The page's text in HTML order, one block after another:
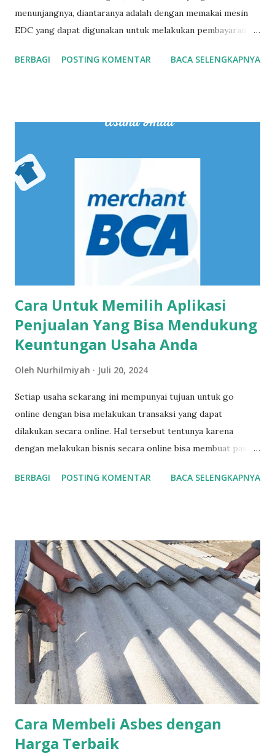
menunjangnya, diantaranya adalah dengan memakai mesin
EDC yang dapat digunakan untuk melakukan pembayaran
dengan menggunakan scan kode QR atau yang dikenal
singkatan dari Quick Response Code Indonesian Standart,
yaitu merupakan sebuah layanan pembayaran digital lewat
sebuah aplikasi yang nantinya bisa menerima pembayaran
yang dilakukan oleh konsumen baik itu pakai mobile banking
atau dompet digital. Belakangan ini kian populer, apalagi
pasca pandemic Covid-19 yang membuat banyak orang
merasa lebih aman dengan bertransaksi secara cashless dan
tanpa...
BERBAGI POSTING KOMENTAR BACA SELENGKAPNYA
Cara Untuk Memilih Aplikasi
Penjualan Yang Bisa Mendukung
Keuntungan Usaha Anda
Oleh Nurhilmiyah Juli 20, 2024
Setiap usaha sekarang ini mempunyai tujuan untuk go
online dengan bisa melakukan transaksi yang dapat
dilakukan secara online. Hal tersebut tentunya karena
dengan melakukan bisnis secara online bisa membuat pasar
Agar bisa mendapatkan keuntungan optimal ketika memilih
mendukung bisnis agar mendapatkan keuntungan optimal
adalah sebagai berikut ini. Memilih Aplikasi Dengan Fitur
Sesuai Kebutuhan Bisnis Ketika ingin memilih aplikasi
penjualan penting sekali untuk memperhatikan mengenai
fitur yang ditawarkan. Setiap aplikasi tentunya mempunyai
fitur yang beragam, sehingga untuk mendapatkan aplikasi
penjualan yang terbaik maka bisa disesuaikan dengan
kebutuhan bisnis yang dipunyai. Seperti contohnya
dengan memilih aplikasi penjualan yang bisa untuk mem...
BERBAGI POSTING KOMENTAR BACA SELENGKAPNYA
Cara Membeli Asbes dengan
Harga Terbaik